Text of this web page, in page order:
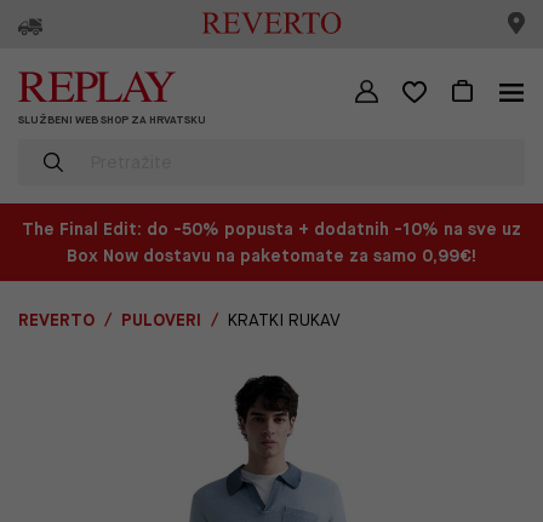
SLUŽBENI WEB SHOP ZA HRVATSKU
The Final Edit: do -50% popusta + dodatnih -10% na sve uz
Box Now dostavu na paketomate za samo 0,99€!
REVERTO PULOVERI KRATKI RUKAV